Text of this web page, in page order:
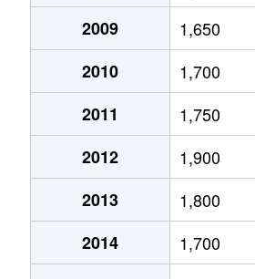
梅野町
2,000万円
梅野町
1,300万円
梅野町
5,400万円
1,400万円
1,100万円
2,900万円
2009
1,650
2010
1,700
2011
1,750
2012
1,900
2013
1,800
2014
1,700